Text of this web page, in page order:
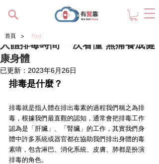
人體排毒時間 一次看懂 無痛養成健
康身體
已更新： 2023年6月26日
排毒是什麼？
排毒就是指人體在排出毒素的過程我們稱之為排
毒，根據我們最直觀的認知，通常會把排毒工作
認為是「肝臟」、「腎臟」的工作，其實我們身
體中許多系統或器官都在協助我們排出身體的毒
素唷，包含淋巴、消化系統、皮膚、肺都是扮演
排毒的角色。
首頁 > Post